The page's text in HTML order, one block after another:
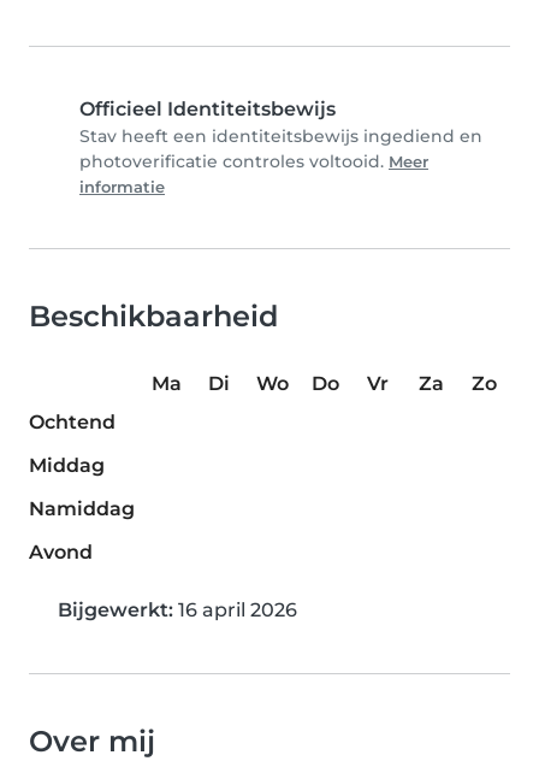
Officieel Identiteitsbewijs
Stav heeft een identiteitsbewijs ingediend en
photoverificatie controles voltooid. Meer
informatie
Beschikbaarheid
Ma Di Wo Do Vr Za
Zo
Ochtend
Middag
Namiddag
Avond
Bijgewerkt: 16 april 2026
Over mij